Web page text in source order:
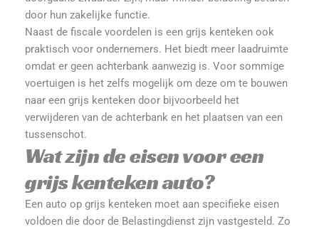
door hun zakelijke functie​.
Naast de fiscale voordelen is een grijs kenteken ook
praktisch voor ondernemers. Het biedt meer laadruimte
omdat er geen achterbank aanwezig is. Voor sommige
voertuigen is het zelfs mogelijk om deze om te bouwen
naar een grijs kenteken door bijvoorbeeld het
verwijderen van de achterbank en het plaatsen van een
tussenschot​.
Wat zijn de eisen voor een
grijs kenteken auto?
Een auto op grijs kenteken moet aan specifieke eisen
voldoen die door de Belastingdienst zijn vastgesteld. Zo